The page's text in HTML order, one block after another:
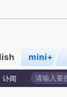
mini+
讣闻